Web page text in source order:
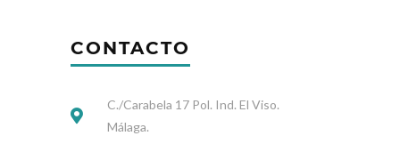
CONTACTO
C./Carabela 17 Pol. Ind. El Viso.
Málaga.